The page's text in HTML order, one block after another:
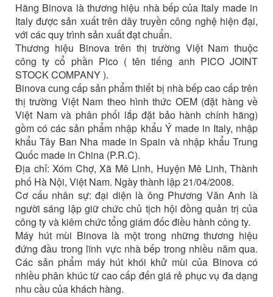
Hãng Binova là thương hiệu nhà bếp của Italy made in
Italy được sản xuất trên dây truyền công nghệ hiện đại,
với các quy trình sản xuất đạt chuẩn.
Thương hiệu Binova trên thị trường Việt Nam thuộc
công ty cổ phần Pico ( tên tiếng anh PICO JOINT
STOCK COMPANY ).
Binova cung cấp sản phẩm thiết bị nhà bếp cao cấp trên
thị trường Việt Nam theo hình thức OEM (đặt hàng về
Việt Nam và phân phối lắp đặt bảo hành chính hãng)
gồm có các sản phẩm nhập khẩu Ý made in Italy, nhập
khẩu Tây Ban Nha made in Spain và nhập khẩu Trung
Quốc made in China (P.R.C).
Địa chỉ: Xóm Chợ, Xã Mê Linh, Huyện Mê Linh, Thành
phố Hà Nội, Việt Nam. Ngày thành lập 21/04/2008.
Cơ cấu nhân sự: đại diện là ông Phương Văn Anh là
người sáng lập giữ chức chủ tịch hội đồng quản trị của
công ty và kiêm chức tổng giám đốc điều hành công ty.
Máy hút mùi Binova là một trong những thương hiệu
đứng đầu trong lĩnh vực nhà bếp trong nhiều năm qua.
Các sản phẩm máy hút khói khử mùi của Binova có
nhiều phân khúc từ cao cấp đến giá rẻ phục vụ đa dạng
nhu cầu của khách hàng.